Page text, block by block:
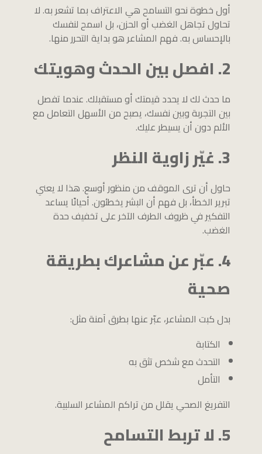
أول خطوة نحو التسامح هي الاعتراف بما تشعر به. لا
تحاول تجاهل الغضب أو الحزن، بل اسمح لنفسك
بالإحساس به. فهم المشاعر هو بداية التحرر منها.
2. افصل بين الحدث وهويتك
ما حدث لك لا يحدد قيمتك أو مستقبلك. عندما تفصل
بين التجربة وبين نفسك، يصبح من الأسهل التعامل مع
الألم دون أن يسيطر عليك.
3. غيّر زاوية النظر
حاول أن ترى الموقف من منظور أوسع. هذا لا يعني
تبرير الخطأ، بل فهم أن البشر يخطئون. أحيانًا يساعد
التفكير في ظروف الطرف الآخر على تخفيف حدة
الغضب.
4. عبّر عن مشاعرك بطريقة
صحية
بدل كبت المشاعر، عبّر عنها بطرق آمنة مثل:
الكتابة
التحدث مع شخص تثق به
التأمل
التفريغ الصحي يقلل من تراكم المشاعر السلبية.
5. لا تربط التسامح